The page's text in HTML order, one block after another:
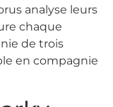
analyse leurs
chaque
de trois
en compagnie